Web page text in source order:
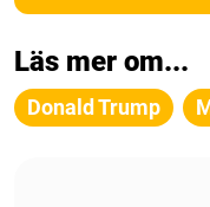
Läs mer om...
Donald Trump